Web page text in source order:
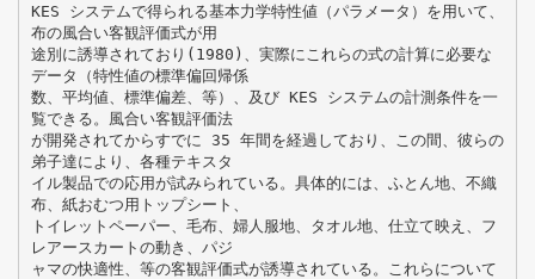
KES システムで得られる基本力学特性値（パラメータ）を用いて、
布の風合い客観評価式が用
途別に誘導されており(1980)、実際にこれらの式の計算に必要な
データ（特性値の標準偏回帰係
数、平均値、標準偏差、等）、及び KES システムの計測条件を一
覧できる。風合い客観評価法
が開発されてからすでに 35 年間を経過しており、この間、彼らの
弟子達により、各種テキスタ
イル製品での応用が試みられている。具体的には、ふとん地、不織
布、紙おむつ用トップシート、
トイレットペーパー、毛布、婦人服地、タオル地、仕立て映え、フ
レアースカートの動き、パジ
ャマの快適性、等の客観評価式が誘導されている。これらについて